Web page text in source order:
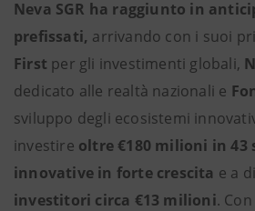
Neva SGR ha raggiunto in
prefissati, arrivando con i suoi
First per gli investimenti globali,
dedicato alle realtà nazionali e
sviluppo degli ecosistemi
investire oltre €180 milioni in
innovative in forte crescita e a
investitori circa €13 milioni.